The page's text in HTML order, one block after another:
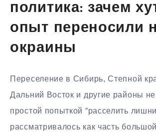
политика: зачем
опыт переносили
окраины
Переселение в Сибирь, Степной
Дальний Восток и другие районы
простой попыткой “расселить
рассматривалось как часть большой